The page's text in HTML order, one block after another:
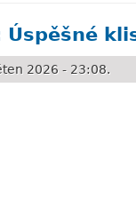
Úspěšné
2026 - 23:08.